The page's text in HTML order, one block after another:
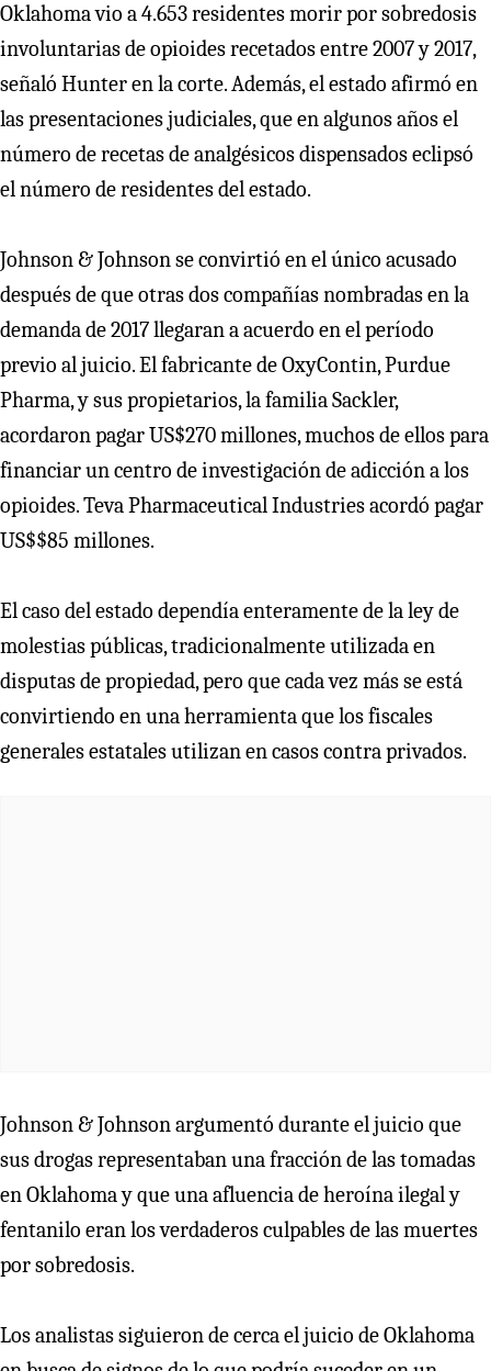
Oklahoma vio a 4.653 residentes morir por sobredosis
involuntarias de opioides recetados entre 2007 y 2017,
señaló Hunter en la corte. Además, el estado afirmó en
las presentaciones judiciales, que en algunos años el
número de recetas de analgésicos dispensados ​​eclipsó
el número de residentes del estado.
Johnson & Johnson se convirtió en el único acusado
después de que otras dos compañías nombradas en la
demanda de 2017 llegaran a acuerdo en el período
previo al juicio. El fabricante de OxyContin, Purdue
Pharma, y sus propietarios, la familia Sackler,
acordaron pagar US$270 millones, muchos de ellos para
financiar un centro de investigación de adicción a los
opioides. Teva Pharmaceutical Industries acordó pagar
US$$85 millones.
El caso del estado dependía enteramente de la ley de
molestias públicas, tradicionalmente utilizada en
disputas de propiedad, pero que cada vez más se está
convirtiendo en una herramienta que los fiscales
generales estatales utilizan en casos contra privados.
Johnson & Johnson argumentó durante el juicio que
sus drogas representaban una fracción de las tomadas
en Oklahoma y que una afluencia de heroína ilegal y
fentanilo eran los verdaderos culpables de las muertes
por sobredosis.
Los analistas siguieron de cerca el juicio de Oklahoma